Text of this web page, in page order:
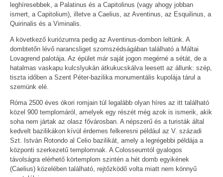
leghíresebbek, a Palatinus és a Capitolinus (vagy ahogy jobban
ismert, a Capitolium), illetve a Caelius, az Aventinus, az Esquilinus, a
Quirinalis és a Viminalis.
A következő kuriózumra pedig az Aventinus-dombon leltünk. A
dombtetőn lévő narancsliget szomszédságában található a Máltai
Lovagrend palotája. Az épület már saját jogon megérné a sétát, de a
hatalmas vaskapu kulcslyukán átkukucskálva leesett az állunk: szép,
tiszta időben a Szent Péter-bazilika monumentális kupolája tárul a
szemünk elé.
Róma 2500 éves ókori romjain túl legalább olyan híres az itt található
közel 900 templomáról, amelyek egy részét még azok is ismerik, akik
soha nem jártak az olasz fővárosban. A népszerű és a turisták által
kedvelt bazilikákon kívül érdemes felkeresni például az V. századi
Szt. István Rotondo al Celio bazilikát, amely a legrégebbi példája a
központi szerkezetű templomnak. A Colosseumtól gyalogos
távolságra elérhető körtemplom szintén a hét domb egyikének
(Caelius) közelében található, rejtőzködő volta miatt nem könnyű